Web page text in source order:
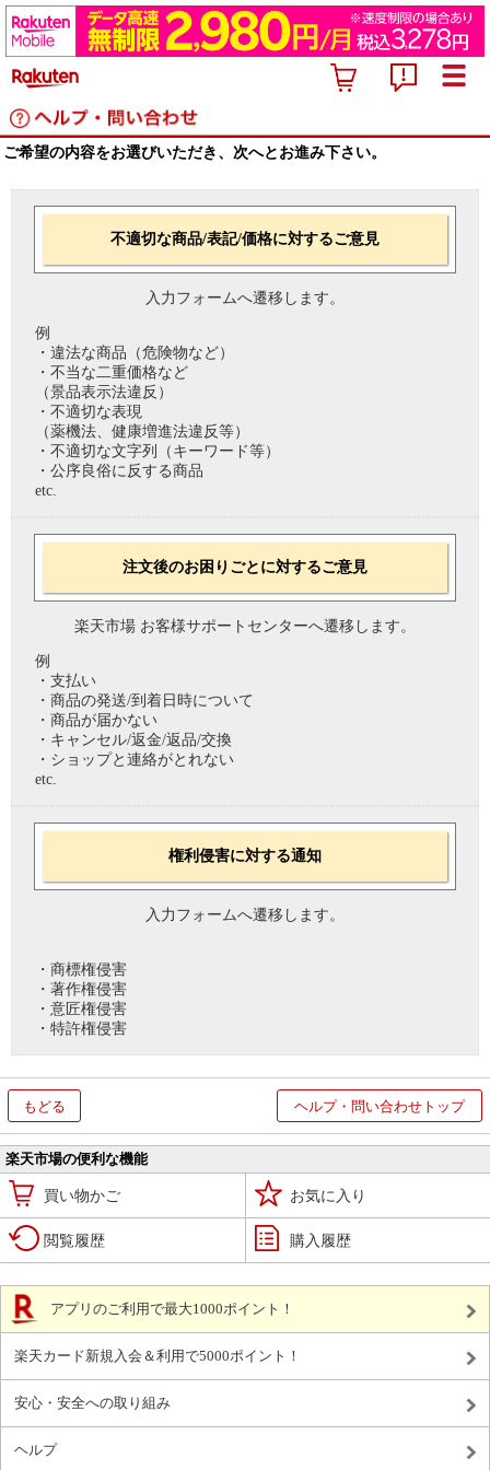
ご希望の内容をお選びいただき、次へとお進み下さい。
不適切な商品/表記/価格に対するご意見
入力フォームへ遷移します。
例
・違法な商品（危険物など）
・不当な二重価格など
（景品表示法違反）
・不適切な表現
（薬機法、健康増進法違反等）
・不適切な文字列（キーワード等）
・公序良俗に反する商品
etc.
注文後のお困りごとに対するご意見
楽天市場 お客様サポートセンターへ遷移します。
例
・支払い
・商品の発送/到着日時について
・商品が届かない
・キャンセル/返金/返品/交換
・ショップと連絡がとれない
etc.
権利侵害に対する通知
入力フォームへ遷移します。
・商標権侵害
・著作権侵害
・意匠権侵害
・特許権侵害
もどる ヘルプ・問い合わせトップ
楽天市場の便利な機能
買い物かご お気に入り
閲覧履歴 購入履歴
アプリのご利用で最大1000ポイント！
楽天カード新規入会＆利用で5000ポイント！
安心・安全への取り組み
ヘルプ